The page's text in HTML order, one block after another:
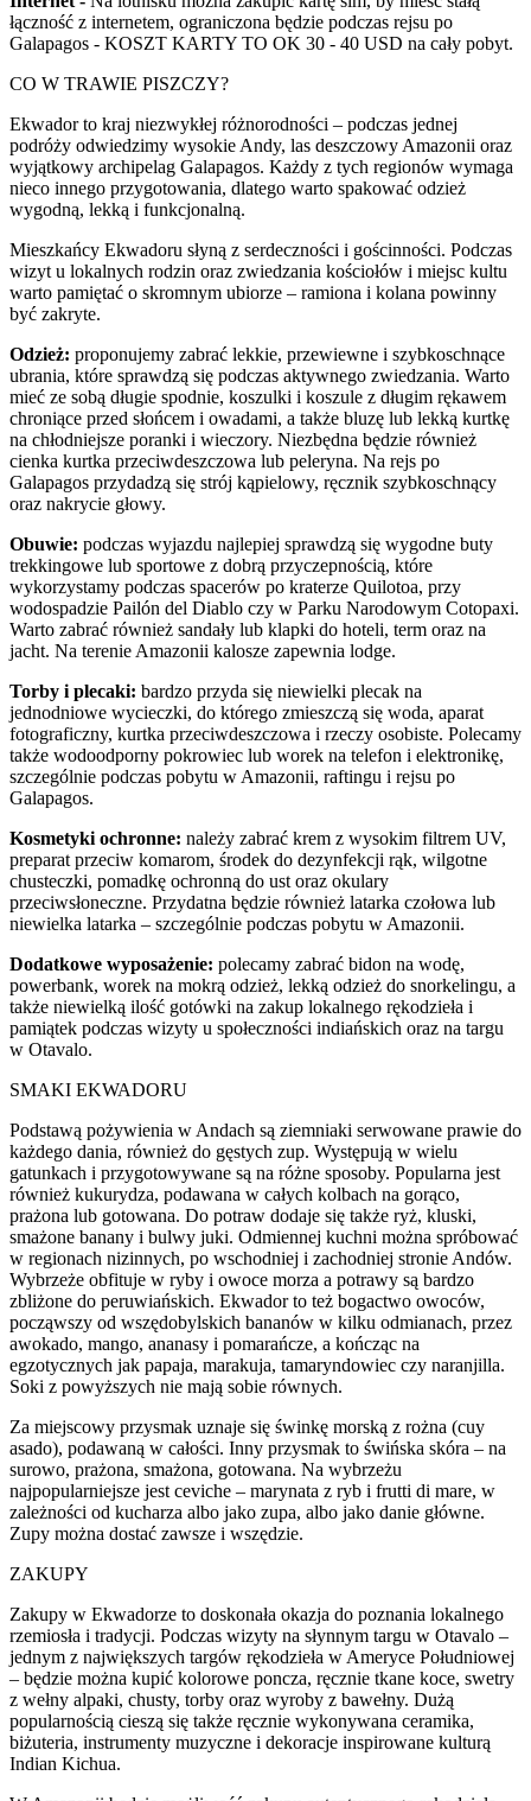
łączność z internetem, ograniczona będzie podczas rejsu po
Galapagos - KOSZT KARTY TO OK 30 - 40 USD na cały pobyt.
CO W TRAWIE PISZCZY?
Ekwador to kraj niezwykłej różnorodności – podczas jednej
podróży odwiedzimy wysokie Andy, las deszczowy Amazonii oraz
wyjątkowy archipelag Galapagos. Każdy z tych regionów wymaga
nieco innego przygotowania, dlatego warto spakować odzież
wygodną, lekką i funkcjonalną.
Mieszkańcy Ekwadoru słyną z serdeczności i gościnności. Podczas
wizyt u lokalnych rodzin oraz zwiedzania kościołów i miejsc kultu
warto pamiętać o skromnym ubiorze – ramiona i kolana powinny
być zakryte.
Odzież: proponujemy zabrać lekkie, przewiewne i szybkoschnące
ubrania, które sprawdzą się podczas aktywnego zwiedzania. Warto
mieć ze sobą długie spodnie, koszulki i koszule z długim rękawem
chroniące przed słońcem i owadami, a także bluzę lub lekką kurtkę
na chłodniejsze poranki i wieczory. Niezbędna będzie również
cienka kurtka przeciwdeszczowa lub peleryna. Na rejs po
Galapagos przydadzą się strój kąpielowy, ręcznik szybkoschnący
oraz nakrycie głowy.
Obuwie: podczas wyjazdu najlepiej sprawdzą się wygodne buty
trekkingowe lub sportowe z dobrą przyczepnością, które
wykorzystamy podczas spacerów po kraterze Quilotoa, przy
wodospadzie Pailón del Diablo czy w Parku Narodowym Cotopaxi.
Warto zabrać również sandały lub klapki do hoteli, term oraz na
jacht. Na terenie Amazonii kalosze zapewnia lodge.
Torby i plecaki: bardzo przyda się niewielki plecak na
jednodniowe wycieczki, do którego zmieszczą się woda, aparat
fotograficzny, kurtka przeciwdeszczowa i rzeczy osobiste. Polecamy
także wodoodporny pokrowiec lub worek na telefon i elektronikę,
szczególnie podczas pobytu w Amazonii, raftingu i rejsu po
Galapagos.
Kosmetyki ochronne: należy zabrać krem z wysokim filtrem UV,
preparat przeciw komarom, środek do dezynfekcji rąk, wilgotne
chusteczki, pomadkę ochronną do ust oraz okulary
przeciwsłoneczne. Przydatna będzie również latarka czołowa lub
niewielka latarka – szczególnie podczas pobytu w Amazonii.
Dodatkowe wyposażenie: polecamy zabrać bidon na wodę,
powerbank, worek na mokrą odzież, lekką odzież do snorkelingu, a
także niewielką ilość gotówki na zakup lokalnego rękodzieła i
pamiątek podczas wizyty u społeczności indiańskich oraz na targu
w Otavalo.
SMAKI EKWADORU
Podstawą pożywienia w Andach są ziemniaki serwowane prawie do
każdego dania, również do gęstych zup. Występują w wielu
gatunkach i przygotowywane są na różne sposoby. Popularna jest
również kukurydza, podawana w całych kolbach na gorąco,
prażona lub gotowana. Do potraw dodaje się także ryż, kluski,
smażone banany i bulwy juki. Odmiennej kuchni można spróbować
w regionach nizinnych, po wschodniej i zachodniej stronie Andów.
Wybrzeże obfituje w ryby i owoce morza a potrawy są bardzo
zbliżone do peruwiańskich. Ekwador to też bogactwo owoców,
począwszy od wszędobylskich bananów w kilku odmianach, przez
awokado, mango, ananasy i pomarańcze, a kończąc na
egzotycznych jak papaja, marakuja, tamaryndowiec czy naranjilla.
Soki z powyższych nie mają sobie równych.
Za miejscowy przysmak uznaje się świnkę morską z rożna (cuy
asado), podawaną w całości. Inny przysmak to świńska skóra – na
surowo, prażona, smażona, gotowana. Na wybrzeżu
najpopularniejsze jest ceviche – marynata z ryb i frutti di mare, w
zależności od kucharza albo jako zupa, albo jako danie główne.
Zupy można dostać zawsze i wszędzie.
ZAKUPY
Zakupy w Ekwadorze to doskonała okazja do poznania lokalnego
rzemiosła i tradycji. Podczas wizyty na słynnym targu w Otavalo –
jednym z największych targów rękodzieła w Ameryce Południowej
– będzie można kupić kolorowe poncza, ręcznie tkane koce, swetry
z wełny alpaki, chusty, torby oraz wyroby z bawełny. Dużą
popularnością cieszą się także ręcznie wykonywana ceramika,
biżuteria, instrumenty muzyczne i dekoracje inspirowane kulturą
Indian Kichua.